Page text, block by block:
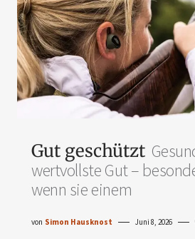
Gut geschützt
wertvollste Gut –
wenn sie einem
von Simon Hausknost Juni 8, 2026